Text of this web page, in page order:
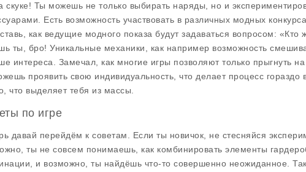
скуке! Ты можешь не только выбирать наряды, но и
Есть возможность участвовать в различных модных
как ведущие модного показа будут задаваться вопросом: «Кто
ты, бро! Уникальные механики, как например возможность
интереса. Замечал, как многие игры позволяют только прыгнуть
проявить свою индивидуальность, что делает процесс
что выделяет тебя из массы.
по игре
давай перейдём к советам. Если ты новичок, не стесняйся
ты не совсем понимаешь, как комбинировать элементы
и возможно, ты найдёшь что-то совершенно неожиданное.